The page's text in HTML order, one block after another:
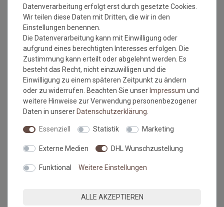
Beim ausmessen des Raumes in dem der Bodenbelag
verlegt werden soll, bitte immer die Türrahmen, Erker
oder sonstige Aussparungen IMMER mit ausmessen.
Also immer die längste Länge und die breiteste Breite.
Kalkulieren Sie immer ca. 10-15 cm mehr in der Länge
und Breite mit ein, da die Wände nicht immer
gleichmäßig breit bzw. lang sein können.
Der Bodenbelag kann im Wohnbereich bei Verlegung einer
Bahnenbreite und im Objektbereich ist eine vollflächige
Datenverarbeitung erfolgt erst durch gesetzte Cookies.
Wir teilen diese Daten mit Dritten, die wir in den
Einstellungen benennen.
Die Datenverarbeitung kann mit Einwilligung oder
aufgrund eines berechtigten Interesses erfolgen. Die
Zustimmung kann erteilt oder abgelehnt werden. Es
besteht das Recht, nicht einzuwilligen und die
Einwilligung zu einem späteren Zeitpunkt zu ändern
oder zu widerrufen. Beachten Sie unser Impressum und
weitere Hinweise zur Verwendung personenbezogener
Daten in unserer Daten­schutz­erklärung
Essenziell Statistik Marketing
Externe Medien DHL Wunschzustellung
Funktional Weitere Einstellungen
ALLE AKZEPTIEREN